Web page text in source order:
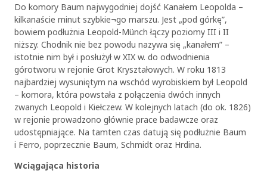
Do komory Baum najwygodniej dojść Kanałem Leopolda –
kilkanaście minut szybkie¬go marszu. Jest „pod górkę”,
bowiem podłużnia Leopold-Münch łączy poziomy III i II
niższy. Chodnik nie bez powodu nazywa się „kanałem” –
istotnie nim był i posłużył w XIX w. do odwodnienia
górotworu w rejonie Grot Kryształowych. W roku 1813
najbardziej wysuniętym na wschód wyrobiskiem był Leopold
– komora, która powstała z połączenia dwóch innych
zwanych Leopold i Kiełczew. W kolejnych latach (do ok. 1826)
w rejonie prowadzono głównie prace badawcze oraz
udostępniające. Na tamten czas datują się podłużnie Baum
i Ferro, poprzecznie Baum, Schmidt oraz Hrdina.
Wciągająca historia
OK